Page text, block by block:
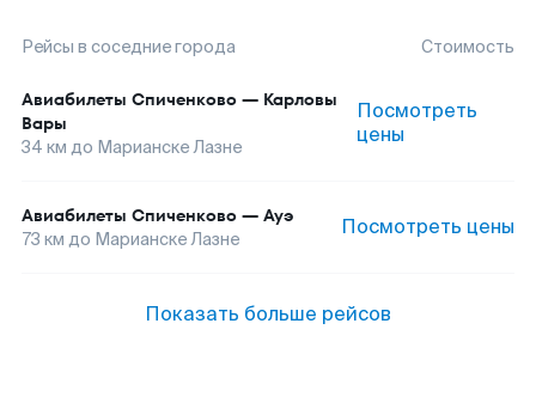
Рейсы в соседние города Стоимость
Авиабилеты Спиченково — Карловы
Вары
34 км до Марианске Лазне
Посмотреть
цены
Авиабилеты Спиченково — Ауэ
73 км до Марианске Лазне Посмотреть цены
Показать больше рейсов